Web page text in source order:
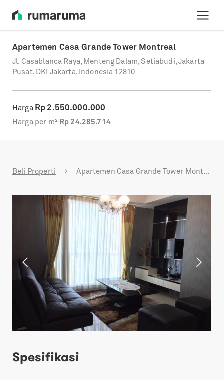
Apartemen Casa Grande Tower Montreal
Jl. Casablanca Raya, Menteng Dalam, Setiabudi, Jakarta
Pusat, DKI Jakarta, Indonesia 12810
Harga Rp 2.550.000.000
Harga per m² Rp 24.285.714
Beli Properti Apartemen Casa Grande Tower Montreal
Previous
Spesifikasi